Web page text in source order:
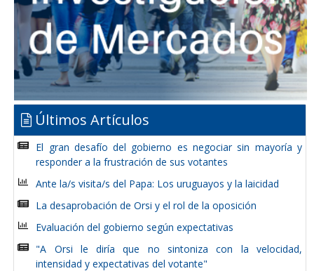
Últimos Artículos
El gran desafío del gobierno es negociar sin mayoría y
responder a la frustración de sus votantes
Ante la/s visita/s del Papa: Los uruguayos y la laicidad
La desaprobación de Orsi y el rol de la oposición
Evaluación del gobierno según expectativas
"A Orsi le diría que no sintoniza con la velocidad,
intensidad y expectativas del votante"